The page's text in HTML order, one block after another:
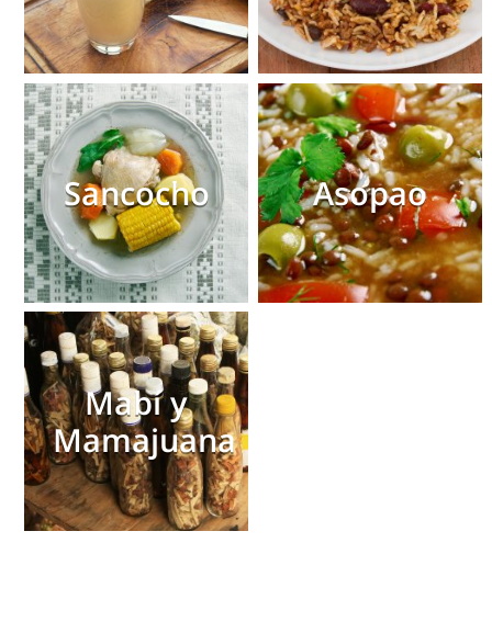
Sancocho Asopao
Mabí y
Mamajuana